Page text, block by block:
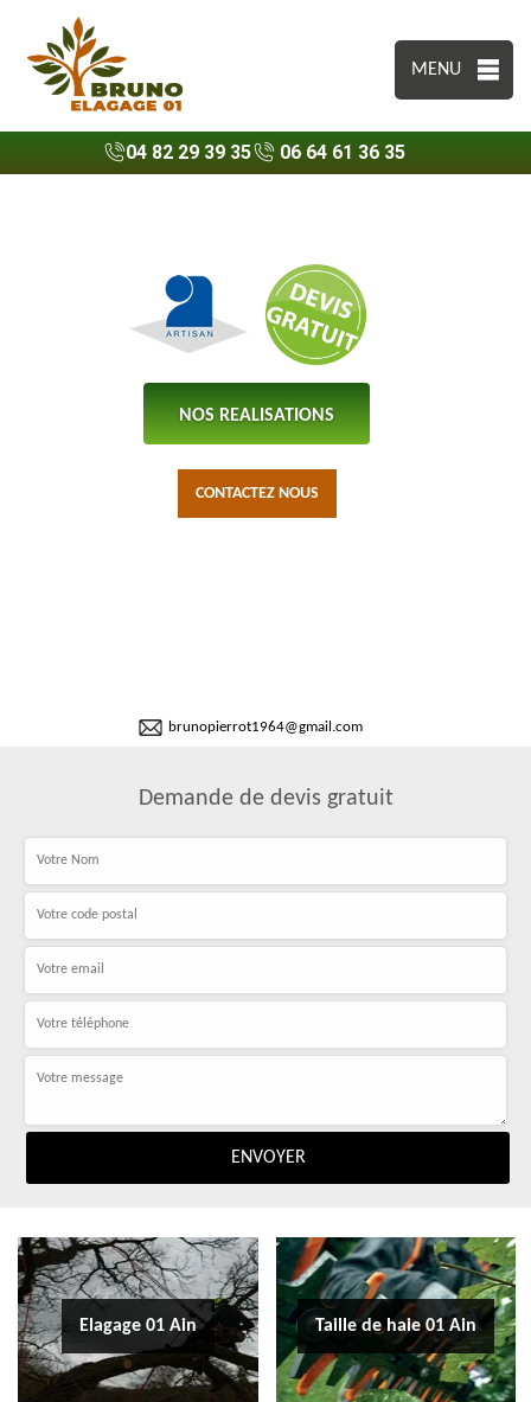
MENU
04 82 29 39 35 06 64 61 36 35
NOS REALISATIONS
CONTACTEZ NOUS
brunopierrot1964@gmail.com
Demande de devis gratuit
Elagage 01 Ain Taille de haie 01 Ain